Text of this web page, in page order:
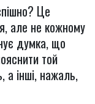
Це
але не кожному
думка, що
той
а інші, нажаль,